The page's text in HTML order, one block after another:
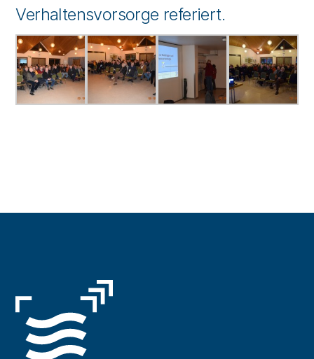
Verhaltensvorsorge referiert.